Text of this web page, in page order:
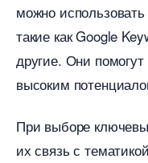
можно
такие как Google
другие.​ Они
ысоким
При выборе
их связь с